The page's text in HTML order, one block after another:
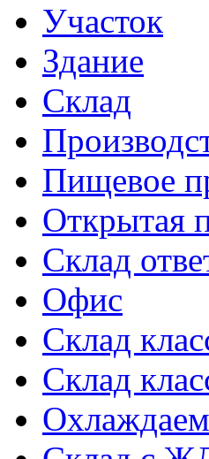
Участок
Здание
Склад
Пищевое
Открытая
Склад
Офис
Склад
Склад